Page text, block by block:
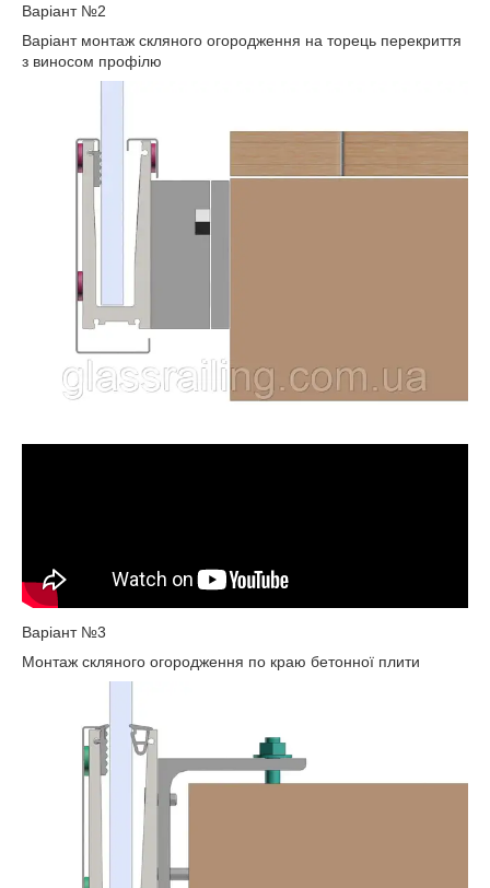
Варіант №2
Варіант монтаж скляного огородження на торець перекриття
з виносом профілю
Варіант №3
Монтаж скляного огородження по краю бетонної плити